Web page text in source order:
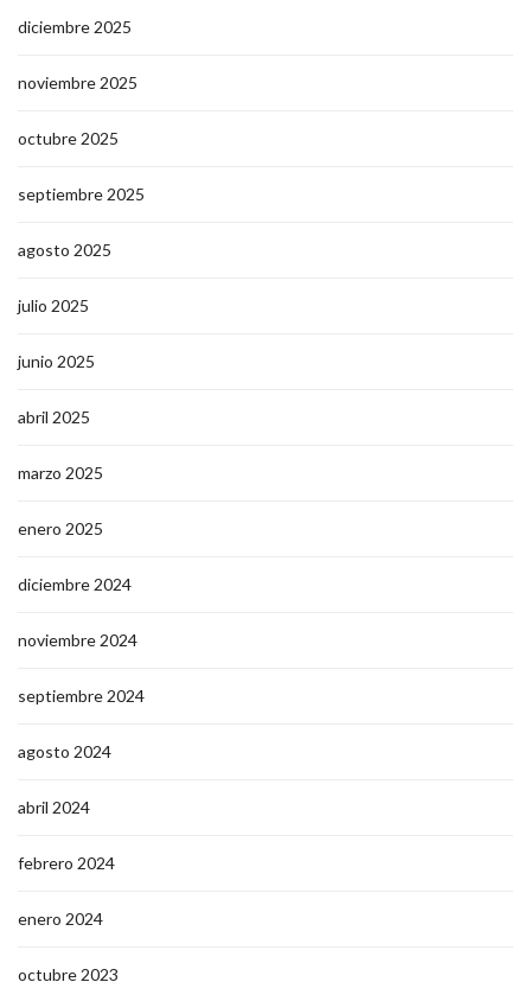
diciembre 2025
noviembre 2025
octubre 2025
septiembre 2025
agosto 2025
julio 2025
junio 2025
abril 2025
marzo 2025
enero 2025
diciembre 2024
noviembre 2024
septiembre 2024
agosto 2024
abril 2024
febrero 2024
enero 2024
octubre 2023